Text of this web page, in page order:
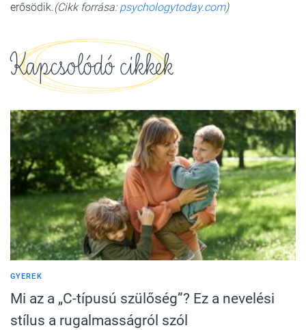
erősödik.(Cikk forrása:psychologytoday.com)
Kapcsolódó cikkek
GYEREK
Mi az a „C-típusú szülőség”? Ez a nevelési
stílus a rugalmasságról szól